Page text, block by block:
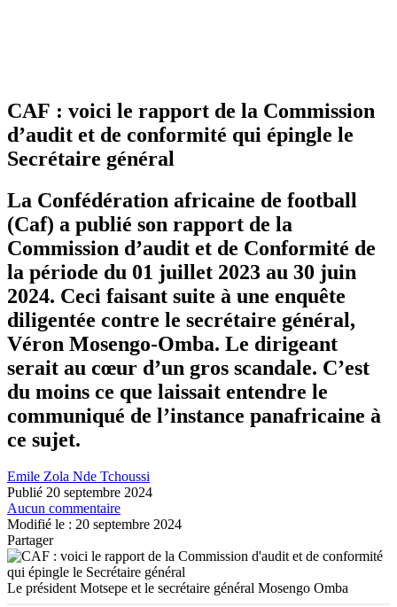
CAF : voici le rapport de la Commission
d’audit et de conformité qui épingle le
Secrétaire général
La Confédération africaine de football
(Caf) a publié son rapport de la
Commission d’audit et de Conformité de
la période du 01 juillet 2023 au 30 juin
2024. Ceci faisant suite à une enquête
diligentée contre le secrétaire général,
Véron Mosengo-Omba. Le dirigeant
serait au cœur d’un gros scandale. C’est
du moins ce que laissait entendre le
communiqué de l’instance panafricaine à
ce sujet.
Emile Zola Nde Tchoussi
Publié 20 septembre 2024
Aucun commentaire
Modifié le : 20 septembre 2024
Partager
Le président Motsepe et le secrétaire général Mosengo Omba